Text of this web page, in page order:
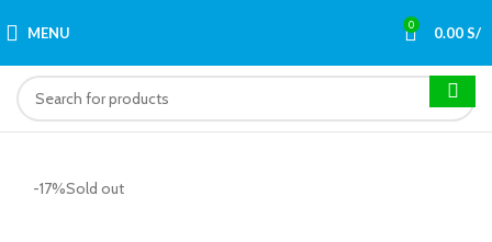
MENU 0 0.00S/
-17%Sold out